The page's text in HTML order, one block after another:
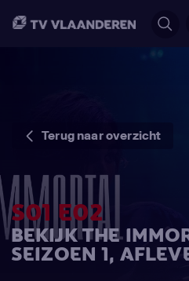
Terug naar overzicht
S01 E02
BEKIJK THE
SEIZOEN 1,